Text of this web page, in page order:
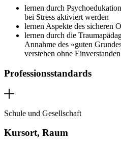
lernen durch
bei Stress aktiviert werden
lernen Aspekte des sicheren
lernen durch die
Annahme des «guten
verstehen ohne
Professionsstandards
Schule und Gesellschaft
Kursort, Raum